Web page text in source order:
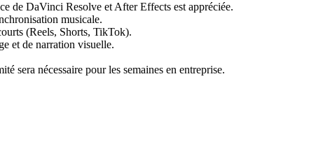
de DaVinci Resolve et After Effects est appréciée.
musicale.
(Reels, Shorts, TikTok).
et de narration visuelle.
sera nécessaire pour les semaines en entreprise.